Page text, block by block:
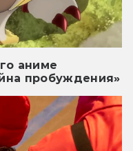
аниме
пробуждения»